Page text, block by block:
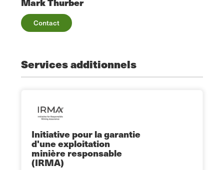
Contact
Services additionnels
Initiative pour la garantie
d'une exploitation
minière responsable
(IRMA)